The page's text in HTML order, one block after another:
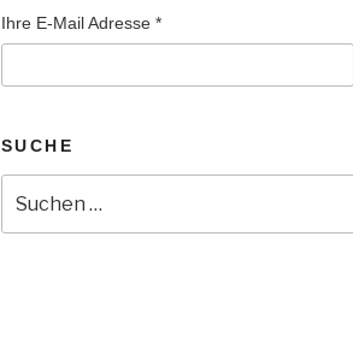
Ihre E-Mail Adresse *
SUCHE
nach: